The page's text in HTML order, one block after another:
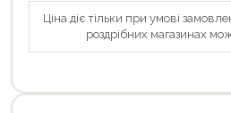
Ціна діє тільки при умові
роздрібних магазинах